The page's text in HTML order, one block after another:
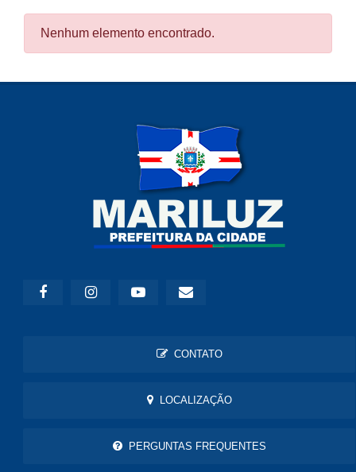
Nenhum elemento encontrado.
CONTATO
LOCALIZAÇÃO
PERGUNTAS FREQUENTES